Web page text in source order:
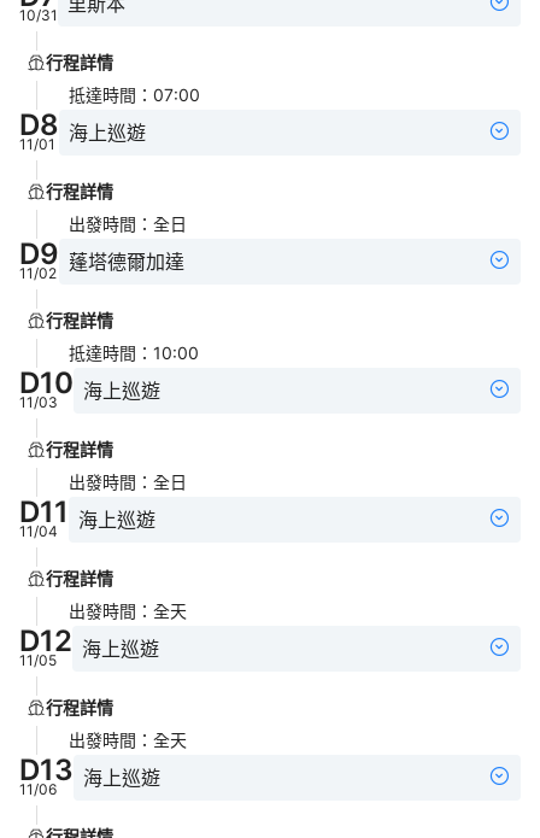
10/31
行程詳情
抵達時間 ： 07:00
D8
11/01 海上巡遊
行程詳情
出發時間 ： 全日
D9
11/02 蓬塔德爾加達
行程詳情
抵達時間 ： 10:00
D10
11/03 海上巡遊
行程詳情
出發時間 ： 全日
D11
11/04 海上巡遊
行程詳情
出發時間 ： 全天
D12
11/05 海上巡遊
行程詳情
出發時間 ： 全天
D13
11/06 海上巡遊